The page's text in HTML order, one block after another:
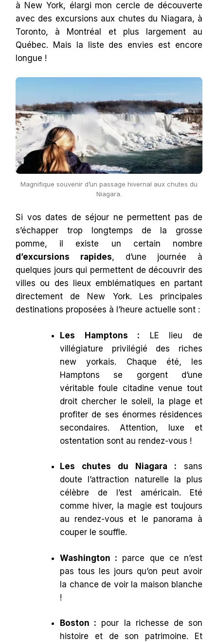
à New York, élargi mon cercle de découverte
avec des excursions aux chutes du Niagara, à
Toronto, à Montréal et plus largement au
Québec. Mais la liste des envies est encore
longue !
Magnifique souvenir d’un passage hivernal aux chutes du
Niagara.
Si vos dates de séjour ne permettent pas de
s’échapper trop longtemps de la grosse
pomme, il existe un certain nombre
d’excursions rapides, d’une journée à
quelques jours qui permettent de découvrir des
villes ou des lieux emblématiques en partant
directement de New York. Les principales
destinations proposées à l’heure actuelle sont :
Les Hamptons : LE lieu de
villégiature privilégié des riches
new yorkais. Chaque été, les
Hamptons se gorgent d’une
véritable foule citadine venue tout
droit chercher le soleil, la plage et
profiter de ses énormes résidences
secondaires. Attention, luxe et
ostentation sont au rendez-vous !
Les chutes du Niagara : sans
doute l’attraction naturelle la plus
célèbre de l’est américain. Eté
comme hiver, la magie est toujours
au rendez-vous et le panorama à
couper le souffle.
Washington : parce que ce n’est
pas tous les jours qu’on peut avoir
la chance de voir la maison blanche
!
Boston : pour la richesse de son
histoire et de son patrimoine. Et